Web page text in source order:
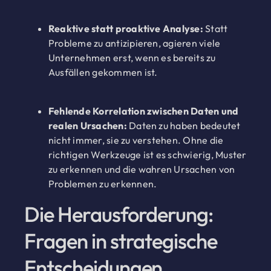
Reaktive statt proaktive Analyse: Statt
Probleme zu antizipieren, agieren viele
Unternehmen erst, wenn es bereits zu
Ausfällen gekommen ist.
Fehlende Korrelation zwischen Daten und
realen Ursachen: Daten zu haben bedeutet
nicht immer, sie zu verstehen. Ohne die
richtigen Werkzeuge ist es schwierig, Muster
zu erkennen und die wahren Ursachen von
Problemen zu erkennen.
Die Herausforderung:
Fragen in strategische